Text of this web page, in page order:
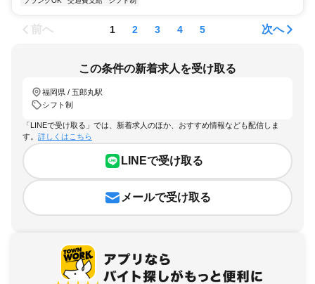
前へ 1 2 3 4 5 次へ
この条件の新着求人を受け取る
福岡県 / 五郎丸駅
シフト制
「LINEで受け取る」では、新着求人のほか、おすすめ情報なども配信しま
す。 詳しくはこちら
LINEで受け取る
メールで受け取る